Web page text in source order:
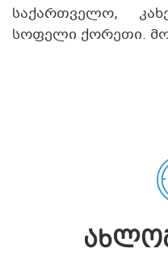
საქართველო,
სოფელი ქორეთი.